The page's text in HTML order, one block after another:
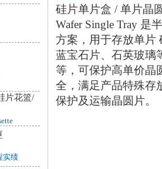
片花篮/
实绩
硅片单片盒 / 单片晶
Wafer Single Tray 是
方案，用于存放单片
蓝宝石片、石英玻璃
等，可保护高单价晶
全，满足产品特殊存
保护及运输晶圆片。